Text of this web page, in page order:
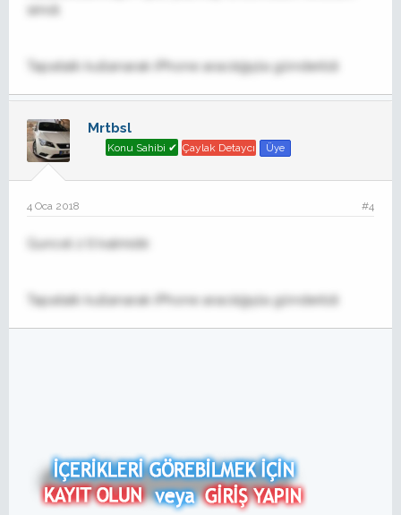
simdi.
Tapatalk kullanarak iPhone aracılığıyla gönderildi
Mrtbsl
Konu Sahibi ✔ Çaylak Detaycı Üye
4 Oca 2018 #4
Guncel 2 lt kalmistir.
Tapatalk kullanarak iPhone aracılığıyla gönderildi